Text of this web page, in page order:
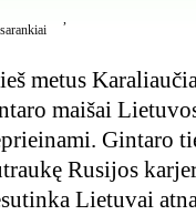
,
metus
maišai
Gintaro
Rusijos
Lietuvai